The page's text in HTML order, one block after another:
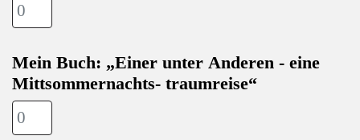
Mein Buch: „Einer unter Anderen - eine
Mittsommernachts- traumreise“